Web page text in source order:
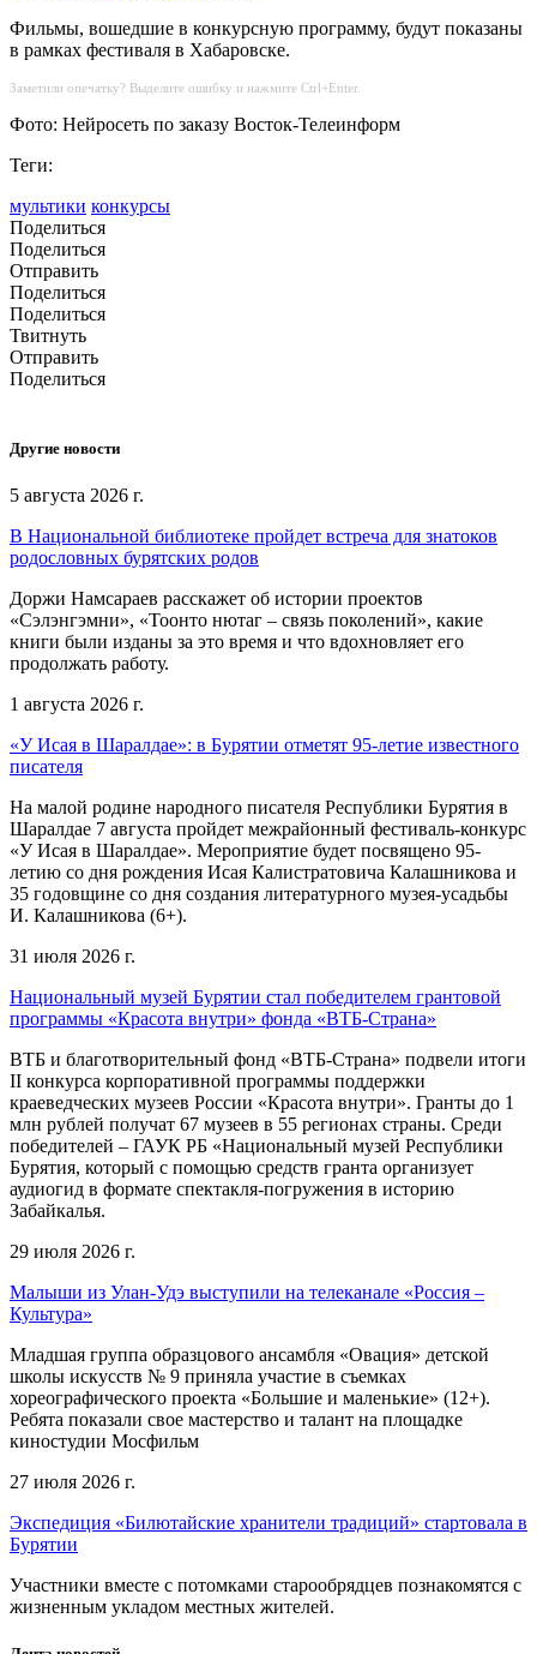
Фильмы, вошедшие в конкурсную программу, будут показаны
в рамках фестиваля в Хабаровске.
Заметили опечатку? Выделите ошибку и нажмите Ctrl+Enter.
Фото: Нейросеть по заказу Восток-Телеинформ
Теги:
мультики конкурсы
Поделиться
Поделиться
Отправить
Поделиться
Поделиться
Твитнуть
Отправить
Поделиться
Другие новости
5 августа 2026 г.
В Национальной библиотеке пройдет встреча для знатоков
родословных бурятских родов
Доржи Намсараев расскажет об истории проектов
«Сэлэнгэмни», «Тоонто нютаг – связь поколений», какие
книги были изданы за это время и что вдохновляет его
продолжать работу.
1 августа 2026 г.
«У Исая в Шаралдае»: в Бурятии отметят 95-летие известного
писателя
На малой родине народного писателя Республики Бурятия в
Шаралдае 7 августа пройдет межрайонный фестиваль-конкурс
«У Исая в Шаралдае». Мероприятие будет посвящено 95-
летию со дня рождения Исая Калистратовича Калашникова и
35 годовщине со дня создания литературного музея-усадьбы
И. Калашникова (6+).
31 июля 2026 г.
Национальный музей Бурятии стал победителем грантовой
программы «Красота внутри» фонда «ВТБ-Страна»
ВТБ и благотворительный фонд «ВТБ-Страна» подвели итоги
II конкурса корпоративной программы поддержки
краеведческих музеев России «Красота внутри». Гранты до 1
млн рублей получат 67 музеев в 55 регионах страны. Среди
победителей – ГАУК РБ «Национальный музей Республики
Бурятия, который с помощью средств гранта организует
аудиогид в формате спектакля-погружения в историю
Забайкалья.
29 июля 2026 г.
Малыши из Улан-Удэ выступили на телеканале «Россия –
Культура»
Младшая группа образцового ансамбля «Овация» детской
школы искусств № 9 приняла участие в съемках
хореографического проекта «Большие и маленькие» (12+).
Ребята показали свое мастерство и талант на площадке
киностудии Мосфильм
27 июля 2026 г.
Экспедиция «Билютайские хранители традиций» стартовала в
Бурятии
Участники вместе с потомками старообрядцев познакомятся с
жизненным укладом местных жителей.